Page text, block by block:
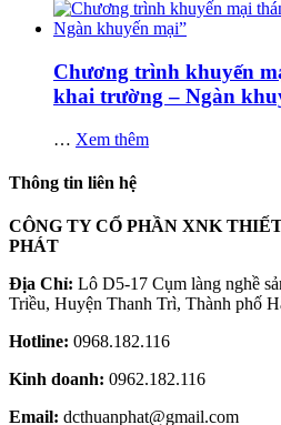
Chương trình khuyến
khai trường – Ngàn
… Xem thêm
Thông tin liên hệ
CÔNG TY CỔ PHẦN XNK
PHÁT
Địa Chỉ: Lô D5-17 Cụm làng nghề
Triều, Huyện Thanh Trì, Thành phố
Hotline: 0968.182.116
Kinh doanh: 0962.182.116
Email: dcthuanphat@gmail.com